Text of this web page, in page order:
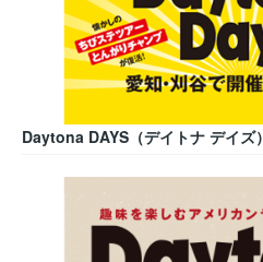
Daytona DAYS（デイトナ デイズ）